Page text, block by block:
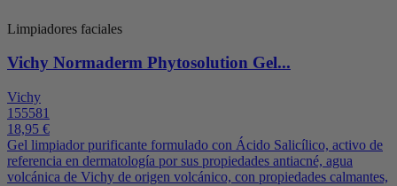
Limpiadores faciales
Vichy Normaderm Phytosolution Gel...
Vichy
155581
18,95 €
Gel limpiador purificante formulado con Ácido Salicílico, activo de
referencia en dermatología por sus propiedades antiacné, agua
volcánica de Vichy de origen volcánico, con propiedades calmantes,